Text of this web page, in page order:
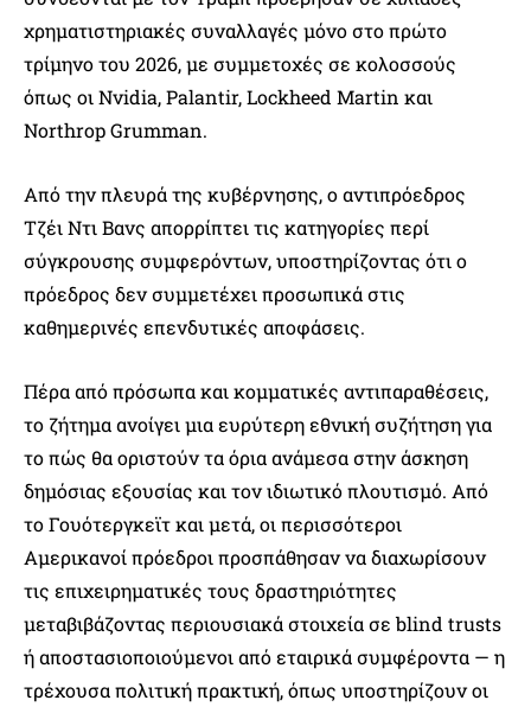
χρηματιστηριακές συναλλαγές μόνο στο πρώτο
τρίμηνο του 2026, με συμμετοχές σε κολοσσούς
όπως οι Nvidia, Palantir, Lockheed Martin και
Northrop Grumman.
Από την πλευρά της κυβέρνησης, ο αντιπρόεδρος
Τζέι Ντι Βανς απορρίπτει τις κατηγορίες περί
σύγκρουσης συμφερόντων, υποστηρίζοντας ότι ο
πρόεδρος δεν συμμετέχει προσωπικά στις
καθημερινές επενδυτικές αποφάσεις.
Πέρα από πρόσωπα και κομματικές αντιπαραθέσεις,
το ζήτημα ανοίγει μια ευρύτερη εθνική συζήτηση για
το πώς θα οριστούν τα όρια ανάμεσα στην άσκηση
δημόσιας εξουσίας και τον ιδιωτικό πλουτισμό. Από
το Γουότεργκεϊτ και μετά, οι περισσότεροι
Αμερικανοί πρόεδροι προσπάθησαν να διαχωρίσουν
τις επιχειρηματικές τους δραστηριότητες
μεταβιβάζοντας περιουσιακά στοιχεία σε blind trusts
ή αποστασιοποιούμενοι από εταιρικά συμφέροντα — η
τρέχουσα πολιτική πρακτική, όπως υποστηρίζουν οι